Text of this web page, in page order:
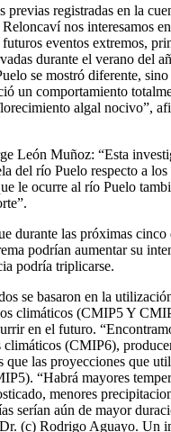
previas registradas en la
nos interesamos
eventos extremos,
durante el verano del
se mostró diferente,
un comportamiento
algal nocivo”,
León Muñoz: “Esta
del río Puelo respecto a los
le ocurre al río Puelo
durante las próximas cinco
podrían aumentar su
podría triplicarse.
se basaron en la
climáticos (CMIP5 Y
en el futuro.
climáticos (CMIP6),
que las proyecciones que
“Habrá mayores
menores
serían aún de mayor
(c) Rodrigo Aguayo. Un